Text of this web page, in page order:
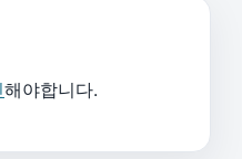
해야합니다.